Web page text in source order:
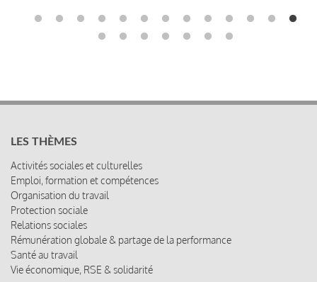
LES THÈMES
Activités sociales et culturelles
Emploi, formation et compétences
Organisation du travail
Protection sociale
Relations sociales
Rémunération globale & partage de la performance
Santé au travail
Vie économique, RSE & solidarité